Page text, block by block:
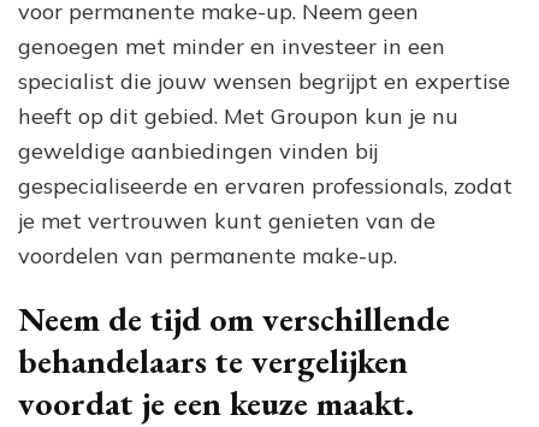
voor permanente make-up. Neem geen
genoegen met minder en investeer in een
specialist die jouw wensen begrijpt en expertise
heeft op dit gebied. Met Groupon kun je nu
geweldige aanbiedingen vinden bij
gespecialiseerde en ervaren professionals, zodat
je met vertrouwen kunt genieten van de
voordelen van permanente make-up.
Neem de tijd om verschillende
behandelaars te vergelijken
voordat je een keuze maakt.